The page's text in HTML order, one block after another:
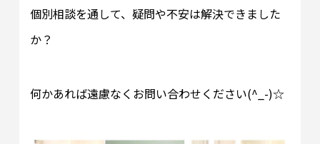
個別相談を通して、疑問や不安は解決できました
か？
何かあれば遠慮なくお問い合わせください(^_-)☆